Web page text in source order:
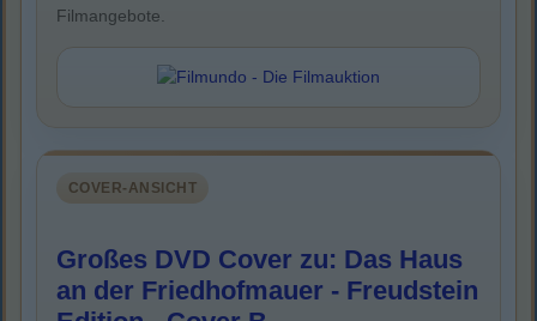
Filmangebote.
COVER-ANSICHT
Großes DVD Cover zu: Das Haus
an der Friedhofmauer - Freudstein